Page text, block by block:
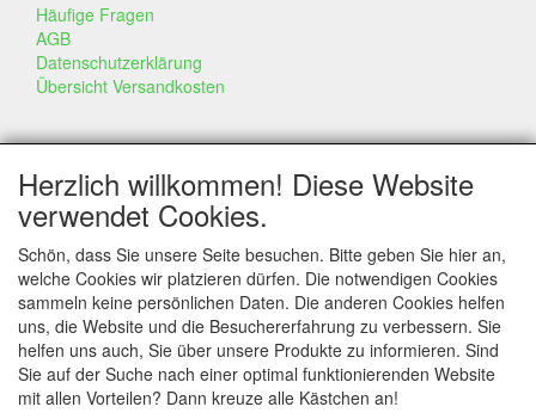
Häufige Fragen
AGB
Datenschutzerklärung
Übersicht Versandkosten
GESCHÄFT & INFO
Kontakt
Firmen Information
Portfolio
Disclaimer
Statement & Umwelt
Torten mit Dummies
SERVICE
Herzlich willkommen! Diese Website
verwendet Cookies.
Schön, dass Sie unsere Seite besuchen. Bitte geben Sie hier an,
welche Cookies wir platzieren dürfen. Die notwendigen Cookies
sammeln keine persönlichen Daten. Die anderen Cookies helfen
uns, die Website und die Besuchererfahrung zu verbessern. Sie
helfen uns auch, Sie über unsere Produkte zu informieren. Sind
Sie auf der Suche nach einer optimal funktionierenden Website
mit allen Vorteilen? Dann kreuze alle Kästchen an!